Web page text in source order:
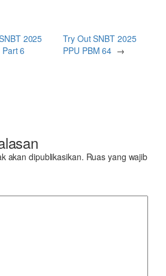
2025
6
Try Out SNBT 2025
PPU PBM 64 →
akan dipublikasikan. Ruas yang wajib